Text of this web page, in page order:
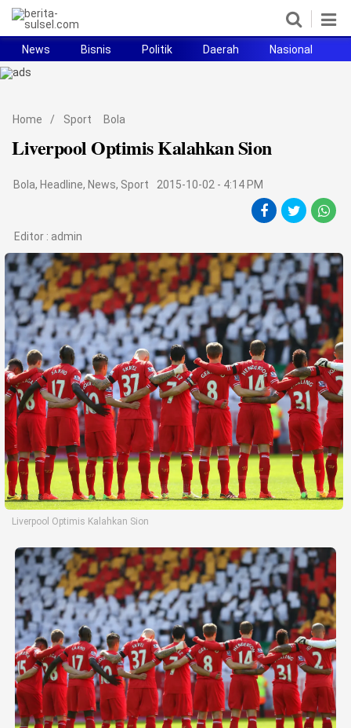
Home
Politik
Pendidikan
Otomotif
Hukum
Sport
Life Style
Profil
Opini
Video
More
News Bisnis Politik Daerah Nasional
Home / Sport Bola
Liverpool Optimis Kalahkan Sion
Bola, Headline, News, Sport 2015-10-02 - 4:14 PM
Editor : admin
Liverpool Optimis Kalahkan Sion